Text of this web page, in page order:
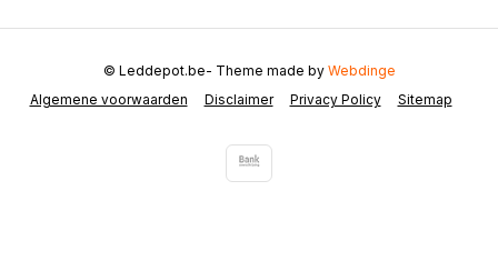
Algemene voorwaarden Disclaimer Privacy Policy Sitemap
© Leddepot.be- Theme made by Webdinge